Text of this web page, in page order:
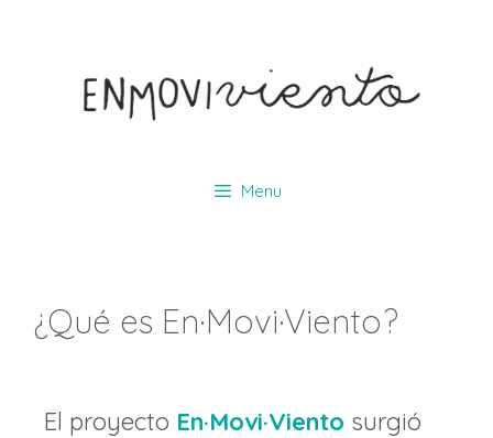
Menu
¿Qué es En·Movi·Viento?
El proyecto En·Movi·Viento surgió